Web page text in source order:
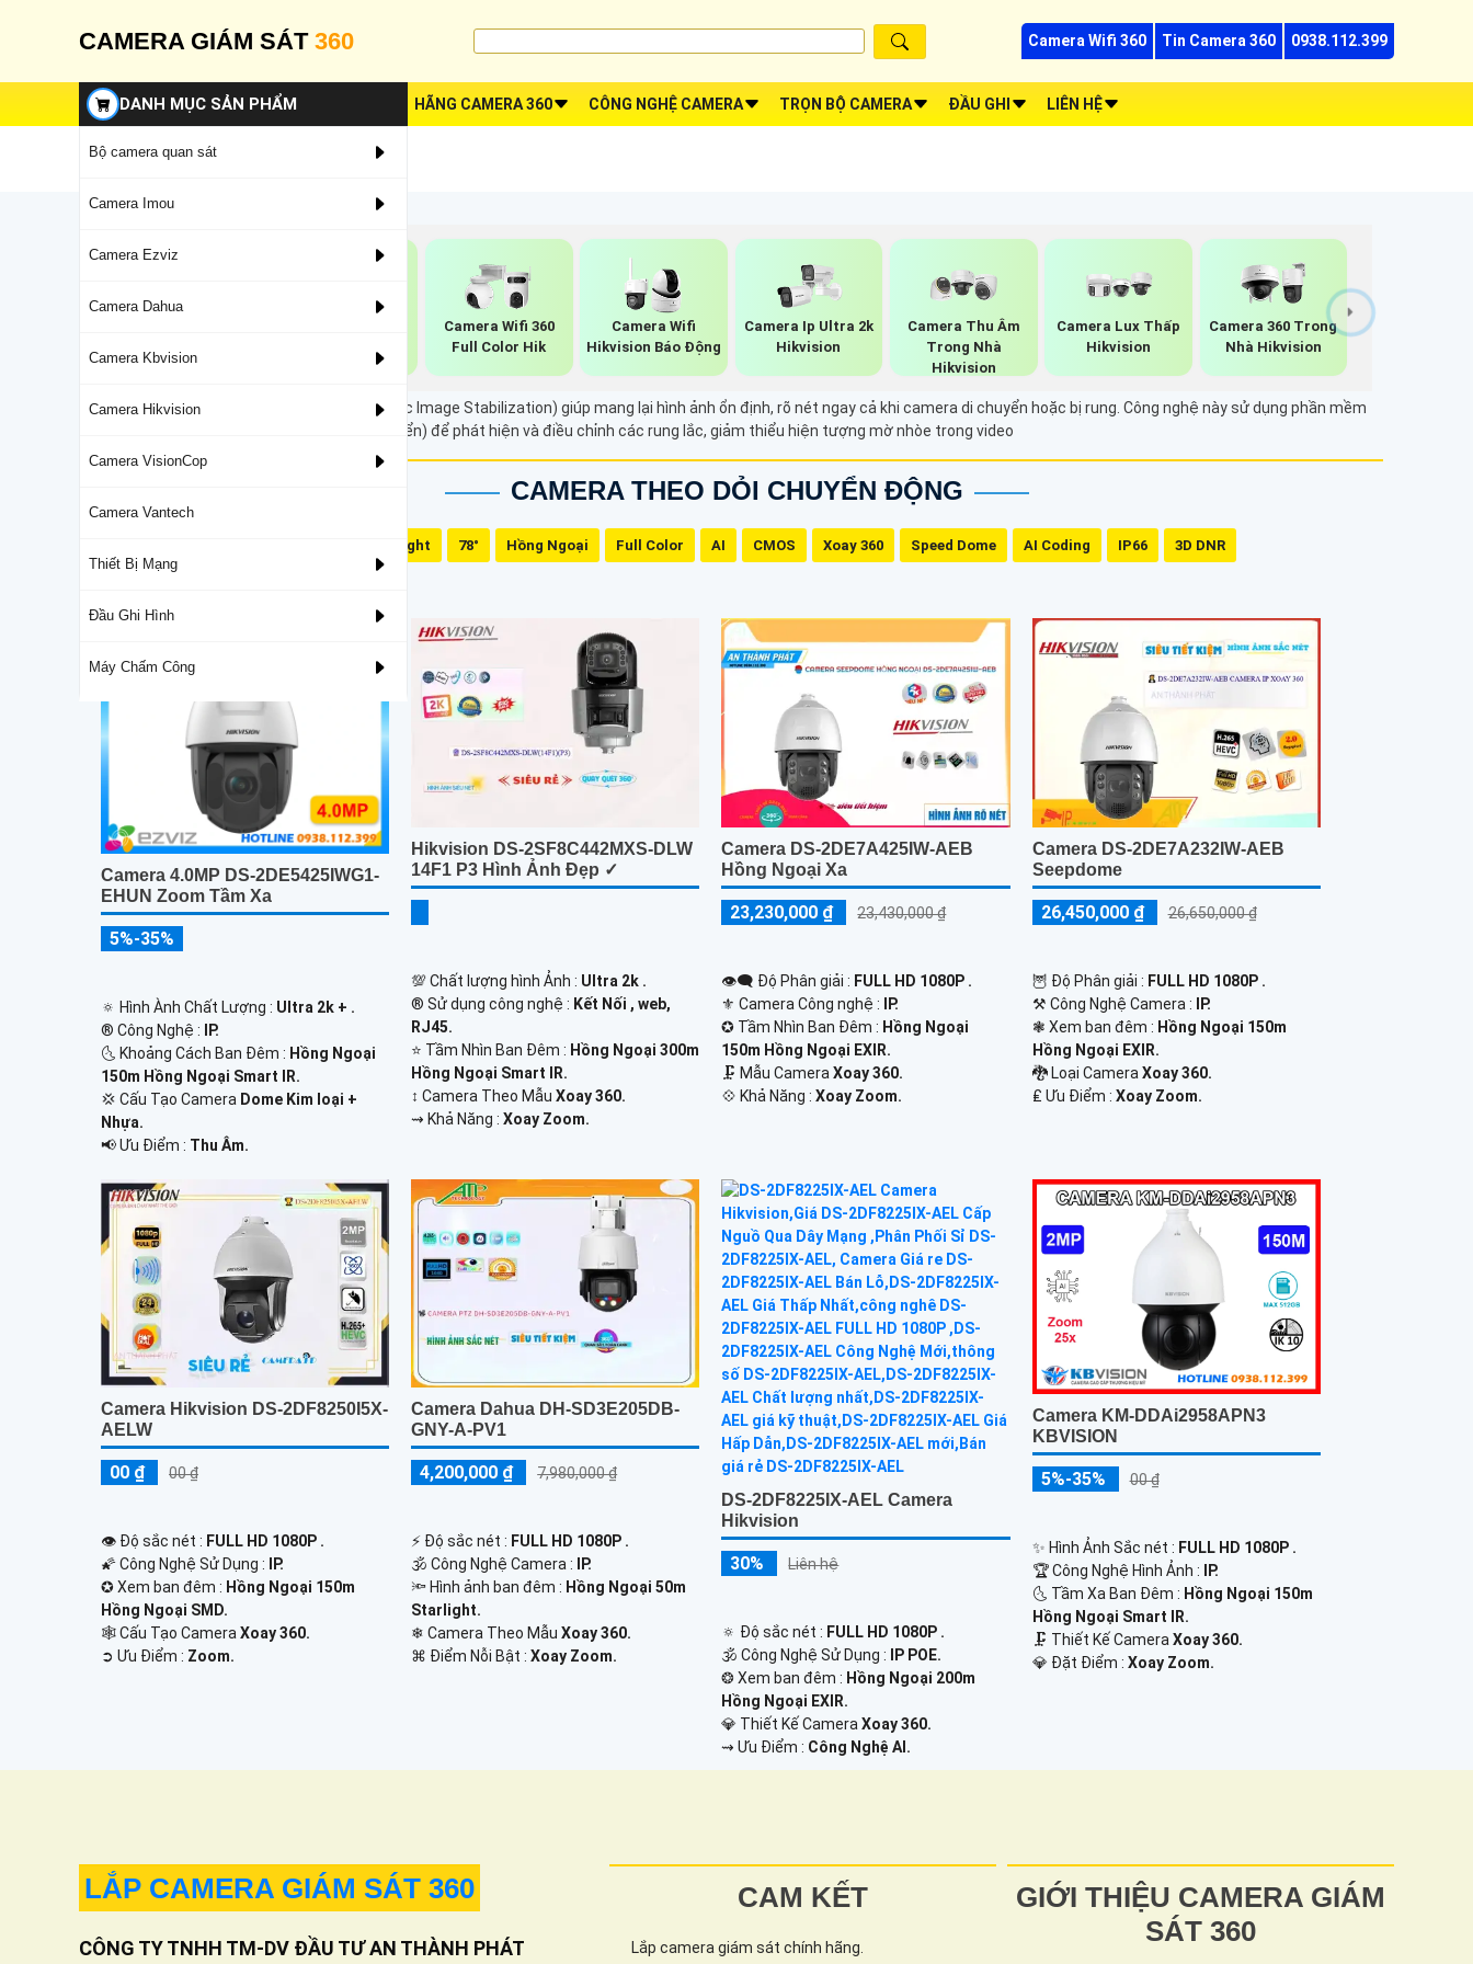
CAMERA GIÁM SÁT 360 Camera Wifi 360 Tin Camera 360 0938.112.399
DANH MỤC SẢN PHẨM
Bộ camera quan sát
Camera Imou
Camera Ezviz
Camera Dahua
Camera Kbvision
Camera Hikvision
Camera VisionCop
Camera Vantech
Thiết Bị Mạng
Đầu Ghi Hình
Máy Chấm Công
HÃNG CAMERA 360 CÔNG NGHỆ CAMERA TRỌN BỘ CAMERA ĐẦU GHI LIÊN HỆ
Camera Wifi 360
Full Color Hik
Camera Wifi
Hikvision Báo Động
Camera Ip Ultra 2k
Hikvision
Camera Thu Âm
Trong Nhà
Hikvision
Camera Lux Thấp
Hikvision
Camera 360 Trong
Nhà Hikvision
Camera công nghệ chống rung EIS (Electronic Image Stabilization) giúp mang lại hình ảnh ổn định, rõ nét ngay cả khi camera di chuyển hoặc bị rung. Công nghệ này sử dụng phần mềm
và cảm biến chuyển động (con quay hồi chuyển) để phát hiện và điều chỉnh các rung lắc, giảm thiểu hiện tượng mờ nhòe trong video
CAMERA THEO DỎI CHUYỂN ĐỘNG
Dual Light 78° Hồng Ngoại Full Color AI CMOS Xoay 360 Speed Dome AI Coding IP66 3D DNR
Camera 4.0MP DS-2DE5425IWG1-
EHUN Zoom Tầm Xa
5%-35%
🔅 Hình Ành Chất Lượng : Ultra 2k + .
®️ Công Nghệ :
IP.
🌜 Khoảng Cách Ban Đêm : Hồng Ngoại
150m Hồng Ngoại Smart IR.
💢 Cấu Tạo Camera Dome Kim loại +
Nhựa.
️📢 Ưu Điểm : Thu Âm.
Hikvision DS-2SF8C442MXS-DLW
14F1 P3 Hình Ảnh Đẹp ✓
💯 Chất lượng hình Ảnh : Ultra 2k .
®️ Sử dụng công nghệ : Kết Nối , web,
RJ45.
⭐ Tầm Nhìn Ban Đêm : Hồng Ngoại 300m
Hồng Ngoại Smart IR.
↕️ Camera Theo MẫuXoay 360.
️⇝ Khả Năng :Xoay Zoom.
Camera DS-2DE7A425IW-AEB
Hồng Ngoại Xa
23,230,000 ₫ 23,430,000 ₫
👁️‍🗨 Độ Phân giải : FULL HD 1080P .
⚜️ Camera Công nghệ :
IP.
✪ Tầm Nhìn Ban Đêm : Hồng Ngoại
150m Hồng Ngoại EXIR.
🗜️ Mẫu CameraXoay 360.
️💠 Khả Năng :Xoay Zoom.
Camera DS-2DE7A232IW-AEB
Seepdome
26,450,000 ₫ 26,650,000 ₫
🦉 Độ Phân giải : FULL HD 1080P .
⚒ Công Nghệ Camera :
IP.
❃ Xem ban đêm : Hồng Ngoại 150m
Hồng Ngoại EXIR.
🐉️ Loại CameraXoay 360.
️₤ Ưu Điểm : Xoay Zoom.
Camera Hikvision DS-2DF8250I5X-
AELW
00 ₫ 00 ₫
👁 Độ sắc nét : FULL HD 1080P .
🌠 Công Nghệ Sử Dụng :
IP.
✪ Xem ban đêm : Hồng Ngoại 150m
Hồng Ngoại SMD.
🕸️ Cấu Tạo Camera Xoay 360.
️➲ Ưu Điểm : Zoom.
Camera Dahua DH-SD3E205DB-
GNY-A-PV1
4,200,000 ₫ 7,980,000 ₫
️⚡ Độ sắc nét : FULL HD 1080P .
🕉️ Công Nghệ Camera :
IP.
🔦 Hình ảnh ban đêm : Hồng Ngoại 50m
Starlight.
❄ Camera Theo MẫuXoay 360.
️⌘ Điểm Nỗi Bật :Xoay Zoom.
DS-2DF8225IX-AEL Camera
Hikvision
30% Liên hệ
🔅 Độ sắc nét : FULL HD 1080P .
🕉️ Công Nghệ Sử Dụng :
IP POE.
❂ Xem ban đêm : Hồng Ngoại 200m
Hồng Ngoại EXIR.
💎 Thiết Kế CameraXoay 360.
️⇝ Ưu Điểm : Công Nghệ AI.
Camera KM-DDAi2958APN3
KBVISION
5%-35% 00 ₫
✨ Hình Ảnh Sắc nét : FULL HD 1080P .
🏆 Công Nghệ Hình Ảnh :
IP.
🌜 Tầm Xa Ban Đêm : Hồng Ngoại 150m
Hồng Ngoại Smart IR.
🗜️ Thiết Kế Camera Xoay 360.
️💎 Đặt Điểm : Xoay Zoom.
LẮP CAMERA GIÁM SÁT 360
CÔNG TY TNHH TM-DV ĐẦU TƯ AN THÀNH PHÁT
CAM KẾT
Lắp camera giám sát chính hãng.
GIỚI THIỆU CAMERA GIÁM
SÁT 360